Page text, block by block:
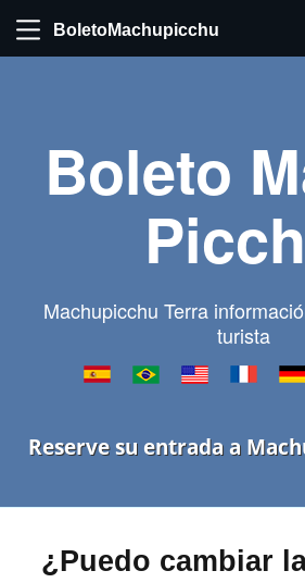
BoletoMachupicchu
Boleto
Machupicchu Terra
turista
Reserve su entrada a
¿Puedo cambiar